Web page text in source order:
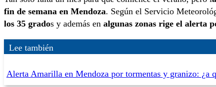
fin de semana en Mendoza. Según el Servicio
los 35 grados y además en algunas zonas rige el alerta
Lee también
Alerta Amarilla en Mendoza por tormentas y granizo: ¿a